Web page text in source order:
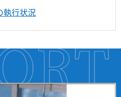
執行状況